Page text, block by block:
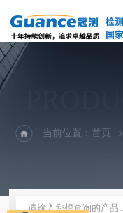
当前位置：首页